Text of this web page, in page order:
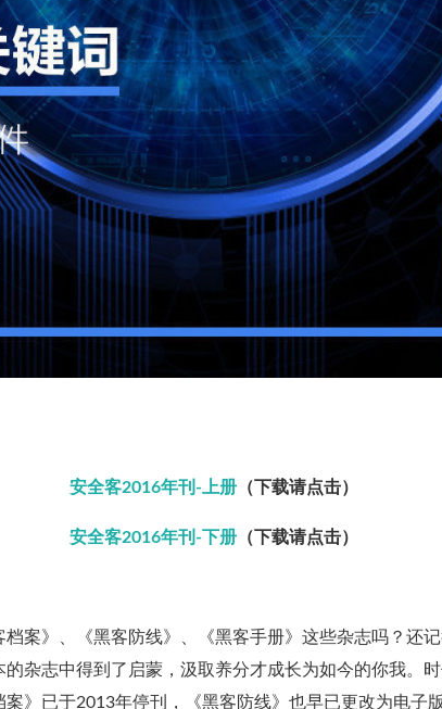
安全客2016年刊-上册 （下载请点击）
安全客2016年刊-下册 （下载请点击）
案》、《黑客防线》、《黑客手册》这些杂志吗？还
杂志中得到了启蒙，汲取养分才成长为如今的你我。
》已于2013年停刊，《黑客防线》也早已更改为电子